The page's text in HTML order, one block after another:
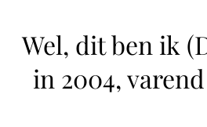
Wel, dit ben ik
in 2004,